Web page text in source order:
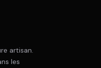
artisan.
les